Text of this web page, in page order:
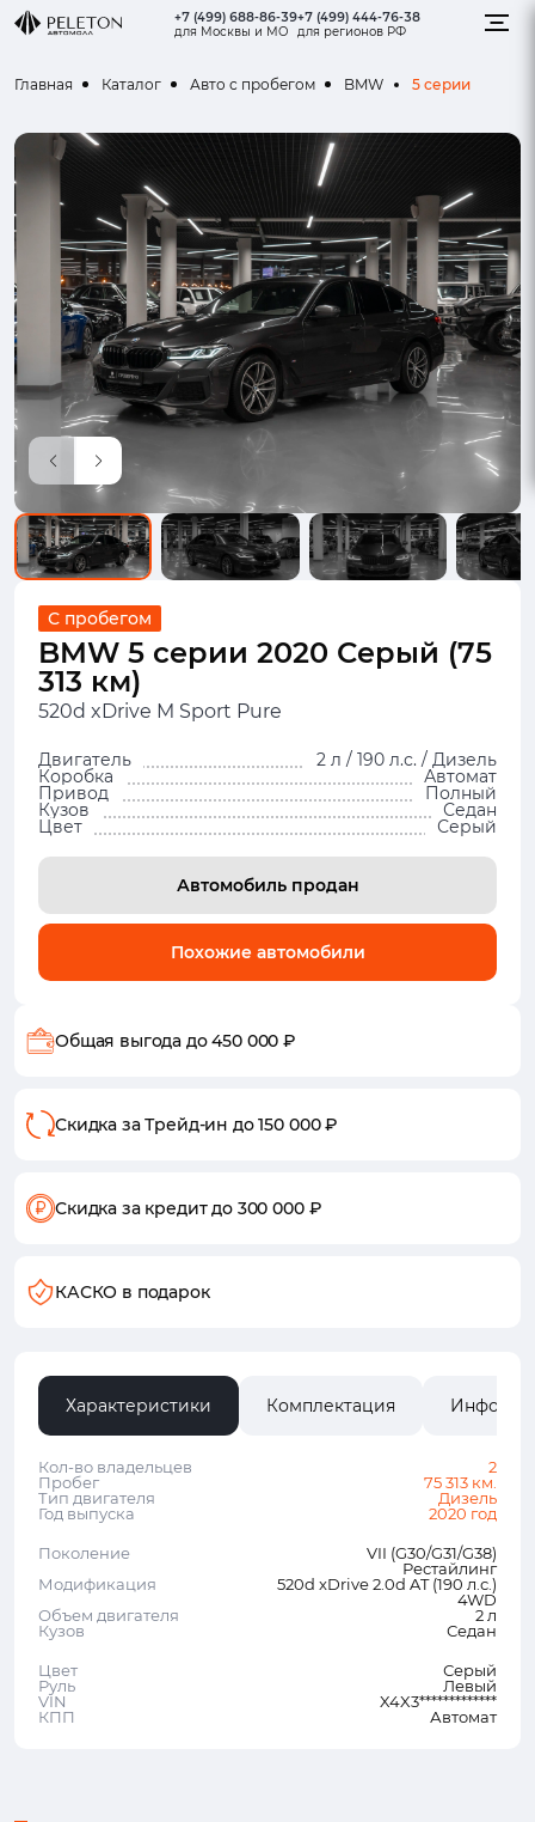
+7 (499) 688-86-39
для Москвы и МО
+7 (499) 444-76-38
для регионов РФ
Главная Каталог Авто с пробегом BMW 5 серии
С пробегом
BMW 5 серии 2020 Серый (75
313 км)
520d xDrive M Sport Pure
Двигатель 2 л / 190 л.с. / Дизель
Коробка Автомат
Привод Полный
Кузов Седан
Цвет Серый
Автомобиль продан
Похожие автомобили
Общая выгода до 450 000 ₽
Скидка за Трейд-ин до 150 000 ₽
Скидка за кредитдо 300 000 ₽
КАСКО в подарок
Характеристики Комплектация
Кол-во владельцев
2
Пробег
75 313 км.
Тип двигателя
Дизель
Год выпуска
2020 год
Поколение
VII (G30/G31/G38)
Рестайлинг
Модификация
520d xDrive 2.0d AT (190 л.с.)
4WD
Объем двигателя
2 л
Кузов
Седан
Цвет
Серый
Руль
Левый
VIN
X4X3*************
КПП
Автомат